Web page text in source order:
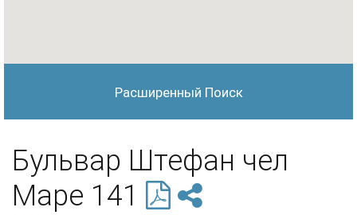
Расширенный Поиск
Бульвар Штефан чел
Маре 141